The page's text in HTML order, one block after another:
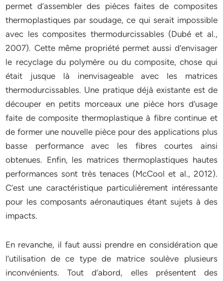
permet d’assembler des pièces faites de composites
thermoplastiques par soudage, ce qui serait impossible
avec les composites thermodurcissables (Dubé et al.,
2007). Cette même propriété permet aussi d’envisager
le recyclage du polymère ou du composite, chose qui
était jusque là inenvisageable avec les matrices
thermodurcissables. Une pratique déjà existante est de
découper en petits morceaux une pièce hors d’usage
faite de composite thermoplastique à fibre continue et
de former une nouvelle pièce pour des applications plus
basse performance avec les fibres courtes ainsi
obtenues. Enfin, les matrices thermoplastiques hautes
performances sont très tenaces (McCool et al., 2012).
C’est une caractéristique particulièrement intéressante
pour les composants aéronautiques étant sujets à des
impacts.
En revanche, il faut aussi prendre en considération que
l’utilisation de ce type de matrice soulève plusieurs
inconvénients. Tout d’abord, elles présentent des